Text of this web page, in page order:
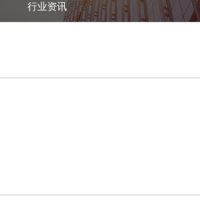
行业资讯